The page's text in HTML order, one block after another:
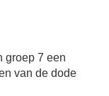
groep 7 een
van de dode